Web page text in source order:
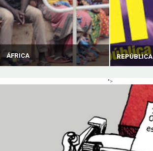
ÁFRICA REPÚBLICA
">